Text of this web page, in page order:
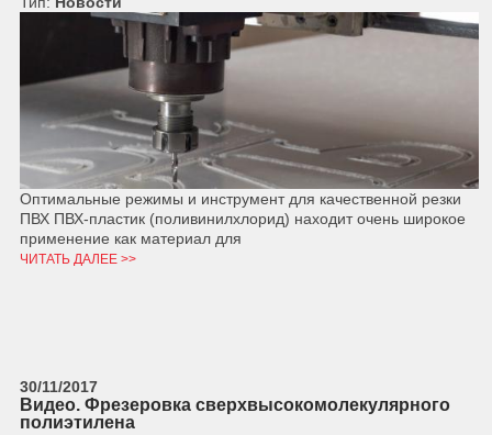
Оптимальные режимы и инструмент для качественной резки
ПВХ ПВХ-пластик (поливинилхлорид) находит очень широкое
применение как материал для
ЧИТАТЬ ДАЛЕЕ >>
30/11/2017
Видео. Фрезеровка сверхвысокомолекулярного
полиэтилена